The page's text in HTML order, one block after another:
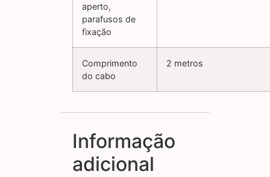
aperto,
parafusos de
fixação
Comprimento
do cabo
2 metros
Informação
adicional